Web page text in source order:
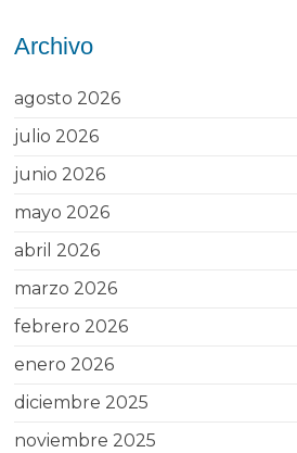
Archivo
agosto 2026
julio 2026
junio 2026
mayo 2026
abril 2026
marzo 2026
febrero 2026
enero 2026
diciembre 2025
noviembre 2025